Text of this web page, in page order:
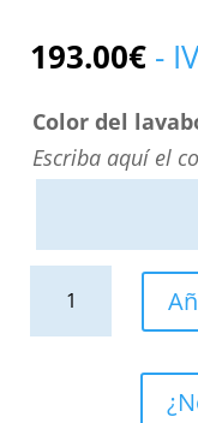
193.00€ -
Color del
Escriba aquí el